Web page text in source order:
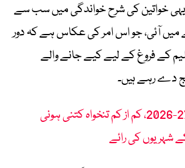
خواتین کی شرح خواندگی میں سب سے
میں آئی، جو اس امر کی عکاس ہے کہ دور
کے فروغ کے لیے کیے جانے والے
دے رہے ہیں۔
بجٹ 27-2026، کم از کم تنخواہ کتنی ہونی
شہریوں کی رائے